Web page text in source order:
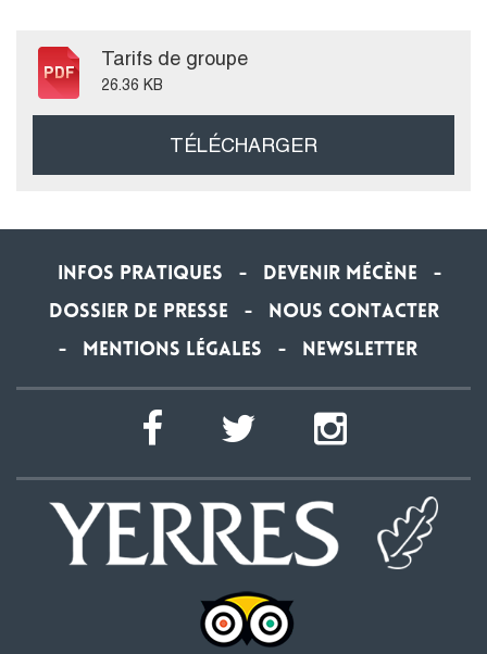
Tarifs de groupe
26.36 KB
TÉLÉCHARGER
Infos Pratiques - Devenir Mécène -
Dossier de Presse - Nous contacter
- Mentions légales - newsletter